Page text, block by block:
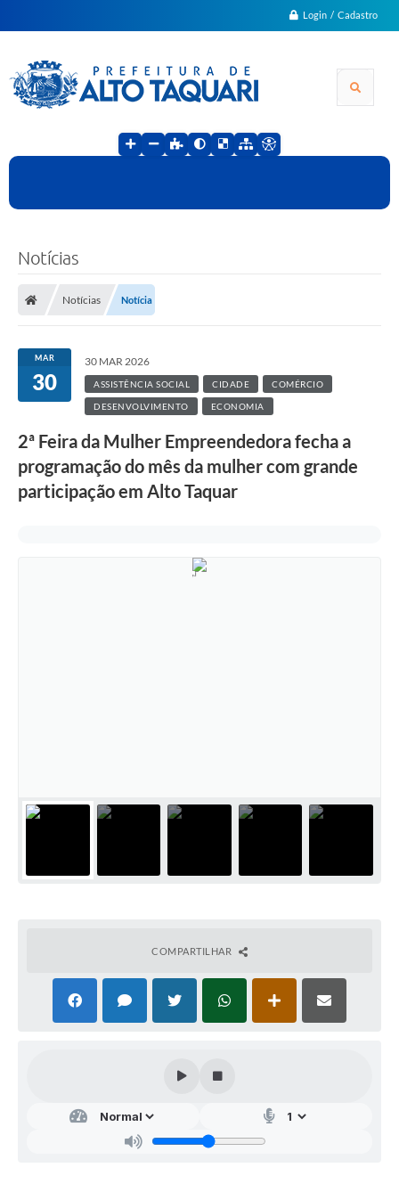
Login / Cadastro
Notícias
Notícias Notícia
MAR
30
30 MAR 2026
ASSISTÊNCIA SOCIAL CIDADE COMÉRCIO
DESENVOLVIMENTO ECONOMIA
2ª Feira da Mulher Empreendedora fecha a
programação do mês da mulher com grande
participação em Alto Taquar
COMPARTILHAR